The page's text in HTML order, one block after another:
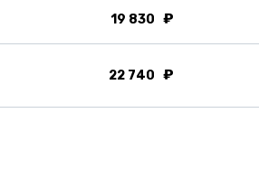
19 830
22 740